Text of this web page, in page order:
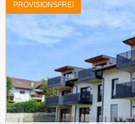
PROVISIONSFREI